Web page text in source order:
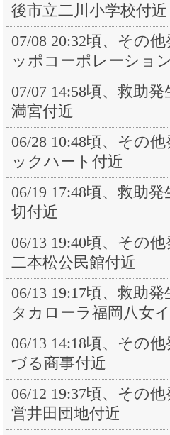
後市立二川小学校付近
07/08 20:32頃、その
ッポコーポレーショ
07/07 14:58頃、救助
満宮付近
06/28 10:48頃、その
ックハート付近
06/19 17:48頃、救助
切付近
06/13 19:40頃、その
二本松公民館付近
06/13 19:17頃、救助
タカローラ福岡八女
06/13 14:18頃、その
づる商事付近
06/12 19:37頃、その
営井田団地付近